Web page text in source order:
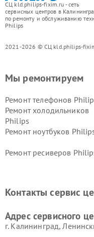
СЦ kld.philips-fixim.ru - сеть
сервисных центров в
по ремонту и обслуживанию
Philips
2021-2026 © СЦ kld.philips-
Мы ремонтируем
Ремонт телефонов
Ремонт холодильников
Philips
Ремонт ноутбуков
Ремонт ресиверов
Ремонт стиральных
Контакты сервис
Адрес сервисного
г. Калининград,